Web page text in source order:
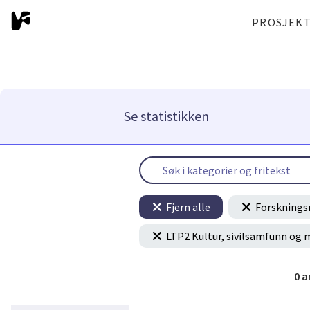
Se statistikken
Fjern alle
LTP2 Kultur, sivilsamfunn og
0